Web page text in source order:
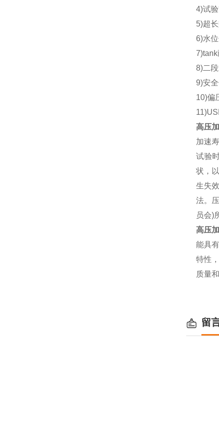
4)试
5)超
6)水
8)二
9)安
10)偏
高压
加速
试验
状，
生失
法。
员会)
高压
能具
特性
质量
留